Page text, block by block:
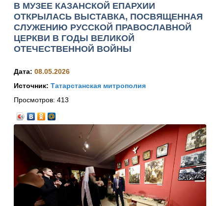
В МУЗЕЕ КАЗАНСКОЙ ЕПАРХИИ
ОТКРЫЛАСЬ ВЫСТАВКА, ПОСВЯЩЕННАЯ
СЛУЖЕНИЮ РУССКОЙ ПРАВОСЛАВНОЙ
ЦЕРКВИ В ГОДЫ ВЕЛИКОЙ
ОТЕЧЕСТВЕННОЙ ВОЙНЫ
Дата: 08.05.2026
Источник: Татарстанская митрополия
Просмотров: 413